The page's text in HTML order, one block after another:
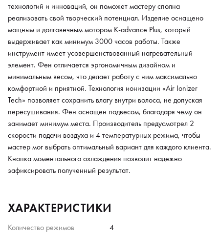
технологий и инноваций, он поможет мастеру сполна
реализовать свой творческий потенциал. Изделие оснащено
мощным и долговечным мотором K-advance Plus, который
выдерживает как минимум 3000 часов работы. Также
инструмент имеет усовершенствованный нагревательный
элемент. Фен отличается эргономичным дизайном и
минимальным весом, что делает работу с ним максимально
комфортной и приятной. Технология ионизации «Air Ionizer
Tech» позволяет сохранить влагу внутри волоса, не допуская
пересушивания. Фен оснащен подвесом, благодаря чему он
занимает минимум места. Производитель предусмотрел 2
скорости подачи воздуха и 4 температурных режима, чтобы
мастер мог выбрать оптимальный вариант для каждого клиента.
Кнопка моментального охлаждения позволит надежно
зафиксировать полученный результат.
ХАРАКТЕРИСТИКИ
Количество режимов
4